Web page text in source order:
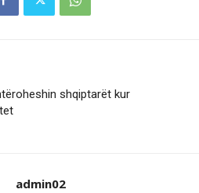
shqiptarët kur
admin02